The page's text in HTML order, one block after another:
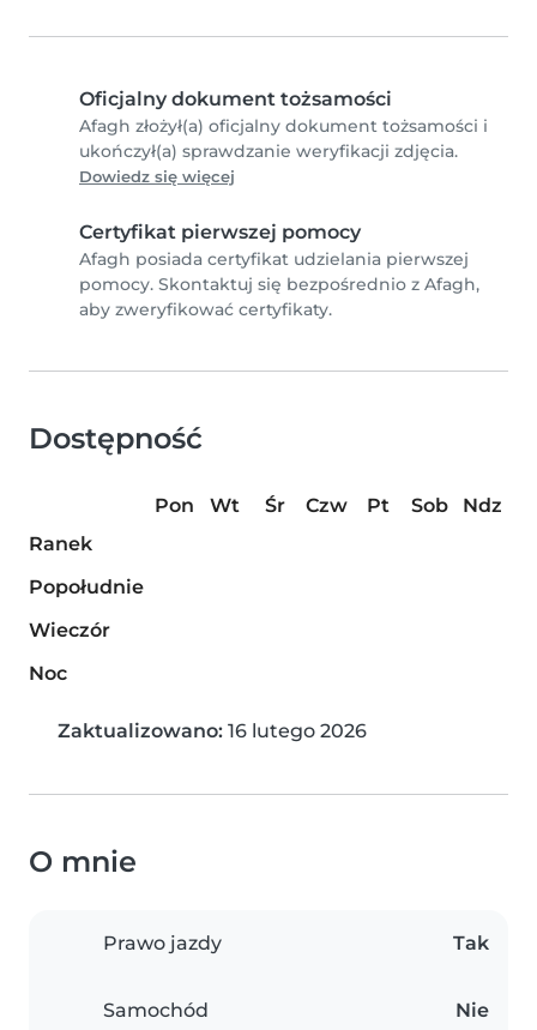
Oficjalny dokument tożsamości
Afagh złożył(a) oficjalny dokument tożsamości i
ukończył(a) sprawdzanie weryfikacji zdjęcia.
Dowiedz się więcej
Certyfikat pierwszej pomocy
Afagh posiada certyfikat udzielania pierwszej
pomocy. Skontaktuj się bezpośrednio z Afagh,
aby zweryfikować certyfikaty.
Dostępność
Pon Wt Śr Czw Pt Sob
Ndz
Ranek
Popołudnie
Wieczór
Noc
Zaktualizowano: 16 lutego 2026
O mnie
Prawo jazdy Tak
Samochód Nie